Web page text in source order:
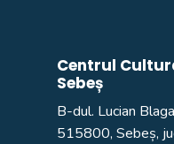
Centrul
Sebeș
B-dul. Lucian
515800, Sebeș,